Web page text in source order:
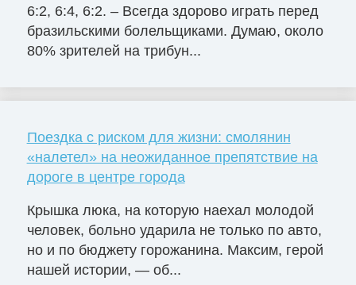
6:2, 6:4, 6:2. – Всегда здорово играть перед
бразильскими болельщиками. Думаю, около
80% зрителей на трибун...
Поездка с риском для жизни: смолянин
«налетел» на неожиданное препятствие на
дороге в центре города
Крышка люка, на которую наехал молодой
человек, больно ударила не только по авто,
но и по бюджету горожанина. Максим, герой
нашей истории, — об...